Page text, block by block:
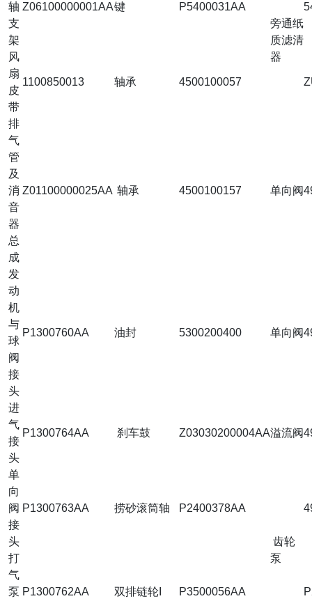
轴
支
架
Z06100000001AA键
P5400031AA
旁通纸
质滤清
器
风
扇
皮
带
1100850013 轴承 4500100057
排
气
管
及
消
音
器
总
成
Z01100000025AA 轴承 4500100157 单向阀
发
动
机
与
球
阀
接
头
P1300760AA 油封 5300200400 单向阀
进
气
接
头
P1300764AA 刹车鼓 Z03030200004AA溢流阀
单
向
阀
接
头
P1300763AA 捞砂滚筒轴 P2400378AA
齿轮
泵
打
气
泵 P1300762AA 双排链轮I P3500056AA